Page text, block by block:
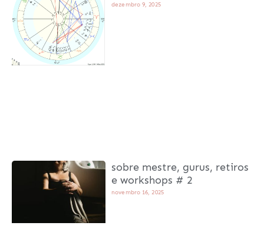
dezembro 9, 2025
sobre mestre, gurus, retiros
e workshops # 2
novembro 16, 2025